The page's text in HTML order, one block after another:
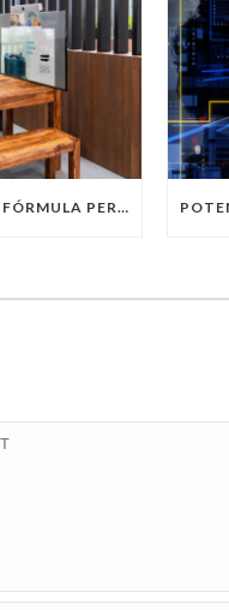
ENCONTRANDO A FÓRMULA PERFEITA: TRABALHO PRESENCIAL, HOME OFFICE OU TRABALHO HÍBRIDO?